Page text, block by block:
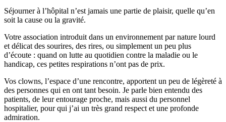
Séjourner à l’hôpital n’est jamais une partie de plaisir, quelle qu’en
soit la cause ou la gravité.
Votre association introduit dans un environnement par nature lourd
et délicat des sourires, des rires, ou simplement un peu plus
d’écoute : quand on lutte au quotidien contre la maladie ou le
handicap, ces petites respirations n’ont pas de prix.
Vos clowns, l’espace d’une rencontre, apportent un peu de légèreté à
des personnes qui en ont tant besoin. Je parle bien entendu des
patients, de leur entourage proche, mais aussi du personnel
hospitalier, pour qui j’ai un très grand respect et une profonde
admiration.